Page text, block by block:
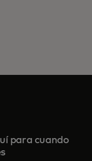
para cuando